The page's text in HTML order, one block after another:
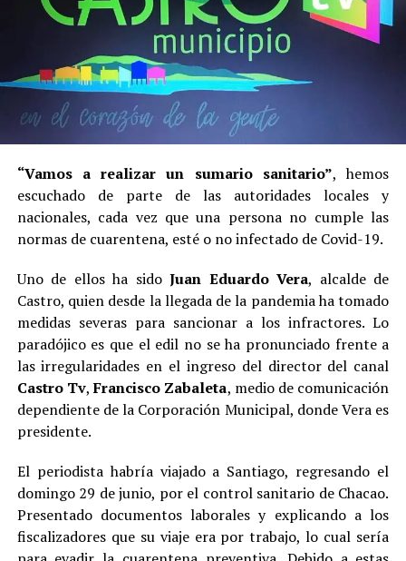
“Vamos a realizar un sumario sanitario”, hemos
escuchado de parte de las autoridades locales y
nacionales, cada vez que una persona no cumple las
normas de cuarentena, esté o no infectado de Covid-19.
Uno de ellos ha sidoJuan Eduardo Vera, alcalde de
Castro, quien desde la llegada de la pandemia ha tomado
medidas severas para sancionar a los infractores. Lo
paradójico es que el edil no se ha pronunciado frente a
las irregularidades en el ingreso del director del canal
Castro Tv,Francisco Zabaleta, medio de comunicación
dependiente de la Corporación Municipal, donde Vera es
presidente.
El periodista habría viajado a Santiago, regresando el
domingo 29 de junio, por el control sanitario de Chacao.
Presentado documentos laborales y explicando a los
fiscalizadores que su viaje era por trabajo, lo cual sería